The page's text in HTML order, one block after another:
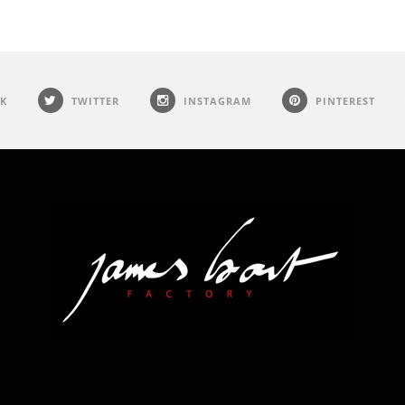
TWITTER INSTAGRAM PINTEREST